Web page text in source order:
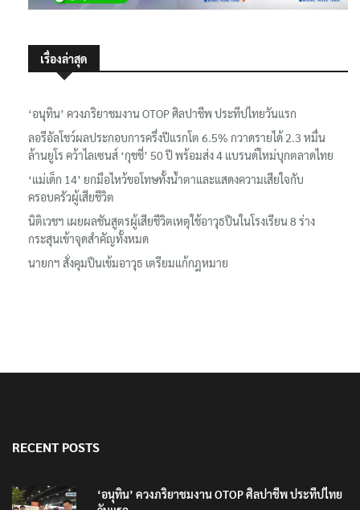
‘อนุทิน’ ควงภริยาชมงาน OTOP ศิลปาชีพ ประทีปไทยวันแรก
ลอรีอัลโชว์ผลประกอบการครึ่งปีแรกโต 6.5% กวาดรายได้ 2.3 หมื่น
ล้านยูโร คว้าไลเซนส์ ‘กุชชี่’ 50 ปี พร้อมส่ง 4 แบรนด์ใหม่บุกตลาดไทย
‘แม่เด็ก 14’ ยกมือไหว้ขอโทษทั้งน้ำตาและแสดงความเสียใจกับ
ครอบครัวผู้เสียชีวิต
นิติเวชฯ เผยผลชันสูตรผู้เสียชีวิตเหตุใช้อาวุธปืนในโรงเรียน 8 ร่าง
กระสุนเข้าจุดสำคัญทั้งหมด